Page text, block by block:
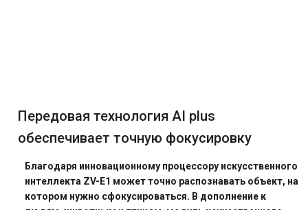
Передовая технология AI plus
обеспечивает точную фокусировку
Благодаря инновационному процессору искусственного
интеллекта ZV-E1 может точно распознавать объект, на
котором нужно сфокусироваться. В дополнение к